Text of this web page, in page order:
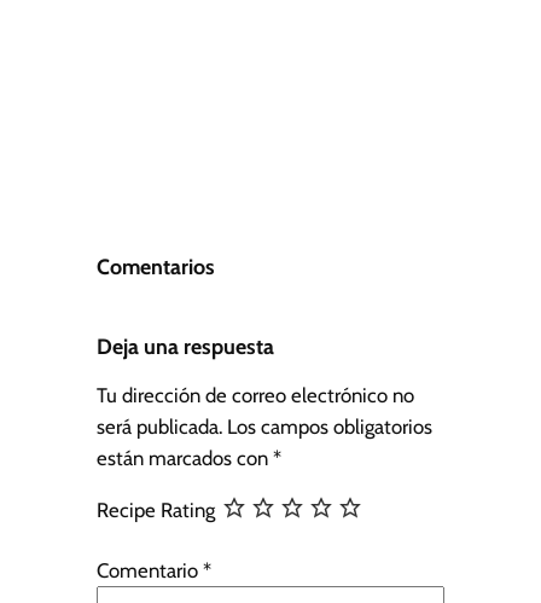
Comentarios
Deja una respuesta
Tu dirección de correo electrónico no
será publicada. Los campos obligatorios
están marcados con *
Recipe Rating
Comentario *